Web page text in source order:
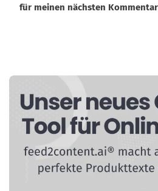
für meinen nächsten